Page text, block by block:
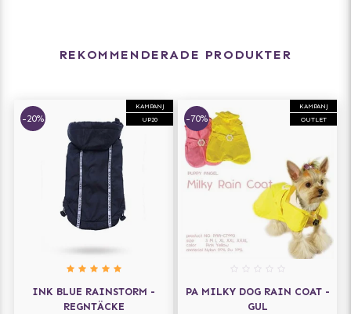
REKOMMENDERADE PRODUKTER
KAMPANJ
UP20
-20%
INK BLUE RAINSTORM -
REGNTÄCKE
KAMPANJ
OUTLET
-70%
PA MILKY DOG RAIN COAT -
GUL